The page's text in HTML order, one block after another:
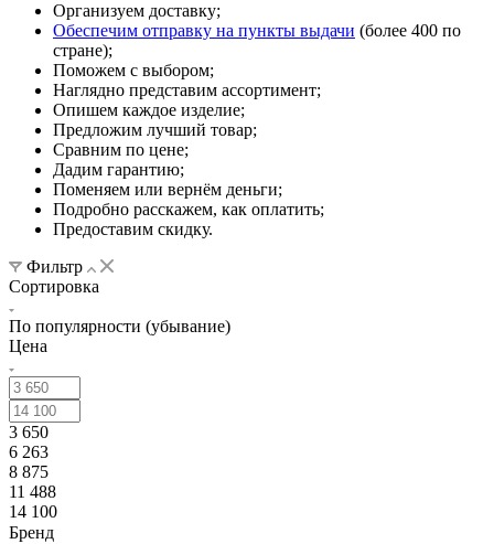
Организуем доставку;
Обеспечим отправку на пункты выдачи (более 400 по
стране);
Поможем с выбором;
Наглядно представим ассортимент;
Опишем каждое изделие;
Предложим лучший товар;
Сравним по цене;
Дадим гарантию;
Поменяем или вернём деньги;
Подробно расскажем, как оплатить;
Предоставим скидку.
Фильтр
Сортировка
По популярности (убывание)
Цена
3 650
6 263
8 875
11 488
14 100
Бренд